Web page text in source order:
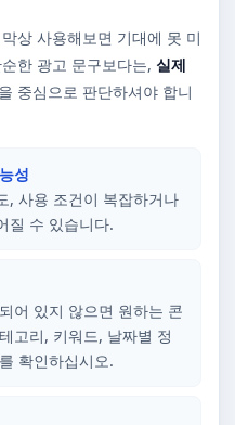
상 사용해보면 기대에 못 미
한 광고 문구보다는, 실제
중심으로 판단하셔야 합니
성
, 사용 조건이 복잡하거나
질 수 있습니다.
어 있지 않으면 원하는 콘
고리, 키워드, 날짜별 정
확인하십시오.